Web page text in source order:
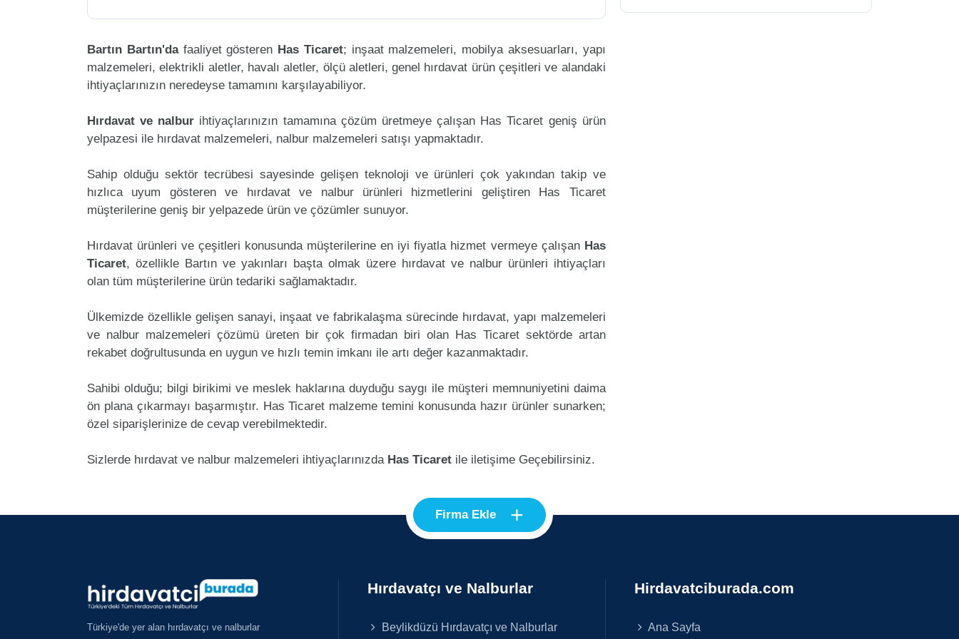
Bartın Bartın'dafaaliyet gösteren Has Ticaret; inşaat malzemeleri, mobilya aksesuarları, yapı
malzemeleri, elektrikli aletler, havalı aletler, ölçü aletleri, genel hırdavat ürün çeşitleri ve alandaki
ihtiyaçlarınızın neredeyse tamamını karşılayabiliyor.
Hırdavat ve nalbur ihtiyaçlarınızın tamamına çözüm üretmeye çalışan Has Ticaret geniş ürün
yelpazesi ile hırdavat malzemeleri, nalbur malzemeleri satışı yapmaktadır.
Sahip olduğu sektör tecrübesi sayesinde gelişen teknoloji ve ürünleri çok yakından takip ve
hızlıca uyum gösteren ve hırdavat ve nalbur ürünleri hizmetlerini geliştiren Has Ticaret
müşterilerine geniş bir yelpazede ürün ve çözümler sunuyor.
Hırdavat ürünleri ve çeşitleri konusunda müşterilerine en iyi fiyatla hizmet vermeye çalışan Has
Ticaret, özellikle Bartın ve yakınları başta olmak üzere hırdavat ve nalbur ürünleri ihtiyaçları
olan tüm müşterilerine ürün tedariki sağlamaktadır.
Ülkemizde özellikle gelişen sanayi, inşaat ve fabrikalaşma sürecinde hırdavat, yapı malzemeleri
ve nalbur malzemeleri çözümü üreten bir çok firmadan biri olan Has Ticaret sektörde artan
rekabet doğrultusunda en uygun ve hızlı temin imkanı ile artı değer kazanmaktadır.
Sahibi olduğu; bilgi birikimi ve meslek haklarına duyduğu saygı ile müşteri memnuniyetini daima
ön plana çıkarmayı başarmıştır. Has Ticaret malzeme temini konusunda hazır ürünler sunarken;
özel siparişlerinize de cevap verebilmektedir.
Sizlerde hırdavat ve nalbur malzemeleri ihtiyaçlarınızda Has Ticaret ile iletişime Geçebilirsiniz.
Firma Ekle +
Türkiye'de yer alan hırdavatçı ve nalburlar
Hırdavatçı ve Nalburlar
Beylikdüzü Hırdavatçı ve Nalburlar
Hirdavatciburada.com
Ana Sayfa